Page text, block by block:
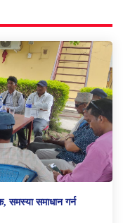
समस्या समाधान गर्न